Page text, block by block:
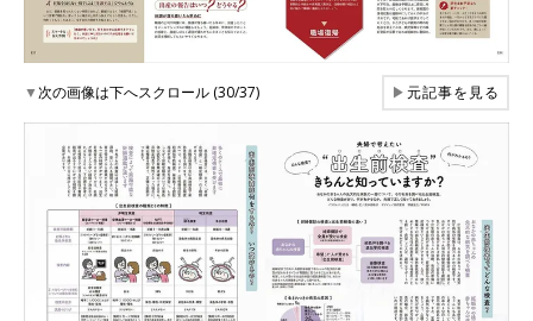
▼次の画像は下へスクロール (30/37) ▶元記事を見る